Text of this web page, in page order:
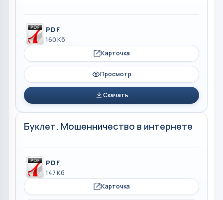
PDF
160 Кб
Карточка
Просмотр
Скачать
Буклет. Мошенничество в интернете
PDF
147 Кб
Карточка